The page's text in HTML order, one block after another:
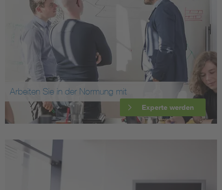
Arbeiten Sie in der Normung mit
Experte werden